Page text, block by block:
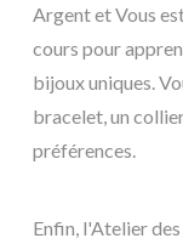
Argent et Vous
cours pour
bijoux uniques.
bracelet, un
préférences.
Enfin, l'Atelier